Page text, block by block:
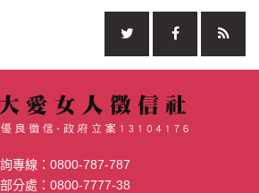
專線： 0800-787-787
分處： 0800-7777-38